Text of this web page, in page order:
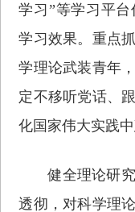
学习”等学习平
学习效果。重点
学理论武装青年
定不移听党话、
化国家伟大实践中
健全理论研
透彻，对科学理